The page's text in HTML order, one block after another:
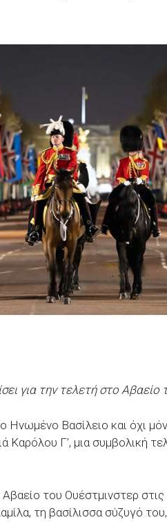
για την τελετή στο Αβαείο
Βασίλειο και όχι
Καρόλου Γ’, μια συμβολική
του Ουέστμινστερ
τη βασίλισσα σύζυγό